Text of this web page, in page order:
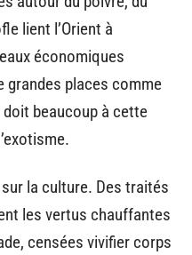
lient l’Orient à
économiques
grandes places comme
beaucoup à cette
la culture. Des traités
les vertus chauffantes
censées vivifier corps